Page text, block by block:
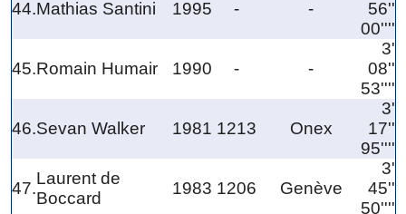
44.Mathias Santini 1995 - -
56''
00''''
45.Romain Humair 1990 - -
3'
08''
53''''
46.Sevan Walker 1981 1213 Onex
3'
17''
95''''
47.
Laurent de
Boccard
1983 1206 Genève
3'
45''
50''''